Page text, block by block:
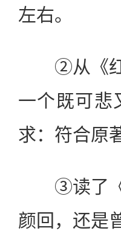
左右。
②从《红
一个既可悲
求：符合原
③读了《
颜回，还是